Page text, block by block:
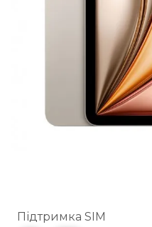
Підтримка SIM